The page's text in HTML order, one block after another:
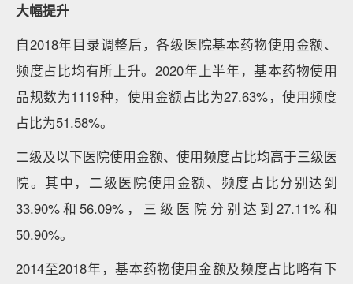
大幅提升
自2018年目录调整后，各级医院基本药物使用金额、
频度占比均有所上升。2020年上半年，基本药物使用
品规数为1119种，使用金额占比为27.63%，使用频度
占比为51.58%。
二级及以下医院使用金额、使用频度占比均高于三级医
院。其中，二级医院使用金额、频度占比分别达到
33.90%和56.09%，三级医院分别达到27.11%和
50.90%。
2014至2018年，基本药物使用金额及频度占比略有下